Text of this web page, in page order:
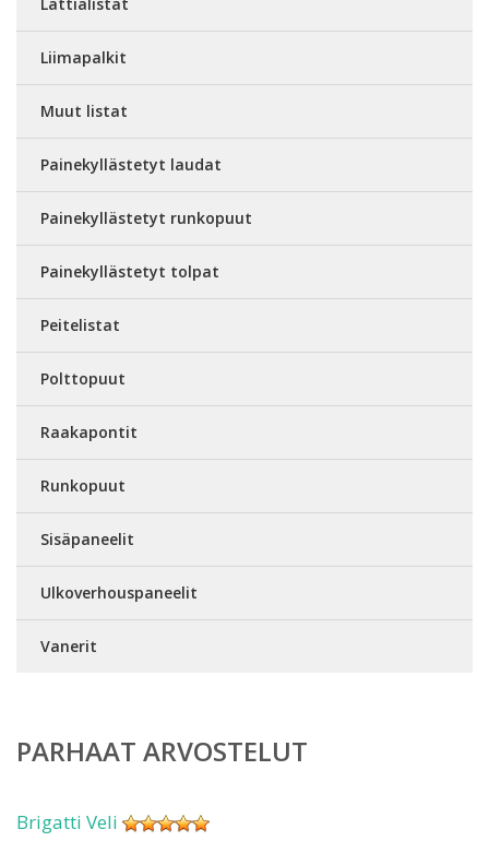
Liimapalkit
Muut listat
Painekyllästetyt laudat
Painekyllästetyt runkopuut
Painekyllästetyt tolpat
Peitelistat
Polttopuut
Raakapontit
Runkopuut
Sisäpaneelit
Ulkoverhouspaneelit
Vanerit
PARHAAT ARVOSTELUT
Brigatti Veli